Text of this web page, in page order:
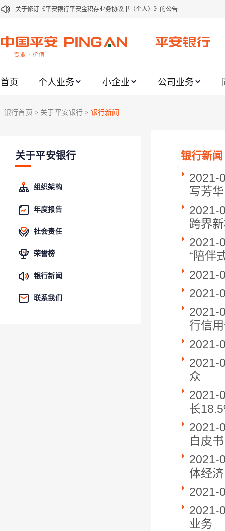
关于修订《平安银行平安金积存业务协议书（个人）》的公告
关于2021年劳动节期间代理贵金属业务风险提示的通知
关于加强代理贵金属业务风险防范的提示
关于进一步加强代理贵金属业务风险防范的提示
关于平安银行电子版信用卡更名为平安银行数字信用卡的公告
首页 个人业务 小企业 公司业务
银行首页 > 关于平安银行 > 银行新闻
关于平安银行
组织架构
年度报告
社会责任
荣誉榜
银行新闻
联系我们
银行新闻
2021-
写芳华
2021-
跨界
2021-
“陪伴
2021-
2021-
2021-
行信
2021-
2021-
众
2021-
长
2021-
白皮书
2021-
体经济
2021-
2021-
业务